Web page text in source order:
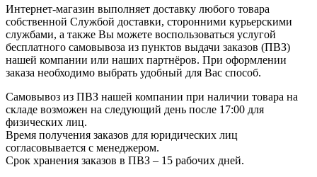
Интернет-магазин выполняет доставку любого товара
собственной Службой доставки, сторонними курьерскими
службами, а также Вы можете воспользоваться услугой
бесплатного самовывоза из пунктов выдачи заказов (ПВЗ)
нашей компании или наших партнёров. При оформлении
заказа необходимо выбрать удобный для Вас способ.
Самовывоз из ПВЗ нашей компании при наличии товара на
складе возможен на следующий день после 17:00 для
физических лиц.
Время получения заказов для юридических лиц
согласовывается с менеджером.
Срок хранения заказов в ПВЗ – 15 рабочих дней.